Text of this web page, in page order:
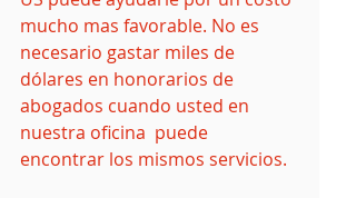
mucho mas favorable. No es
necesario gastar miles de
dólares en honorarios de
abogados cuando usted en
nuestra oficina  puede
encontrar los mismos servicios.